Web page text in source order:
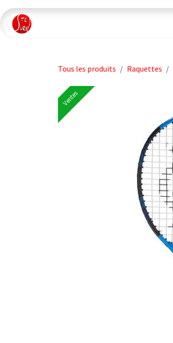
Se rendre au contenu
Tous les produits Raquettes
Ventes
Ventes